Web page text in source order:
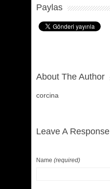
Paylas
About The Author
corcina
Leave A Response
Name (required)